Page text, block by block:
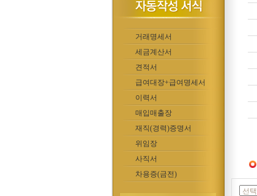
거래명세서
세금계산서
견적서
급여대장+급여명세서
이력서
매입매출장
재직(경력)증명서
위임장
사직서
차용증(금전)